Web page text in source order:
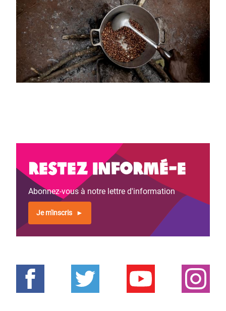
Restez informé-e
Abonnez-vous à notre lettre d'information
Je m'inscris